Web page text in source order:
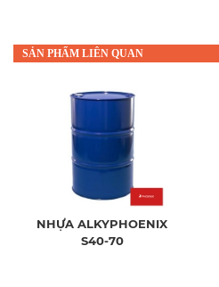
SẢN PHẨM LIÊN QUAN
NHỰA ALKYPHOENIX
S40-70